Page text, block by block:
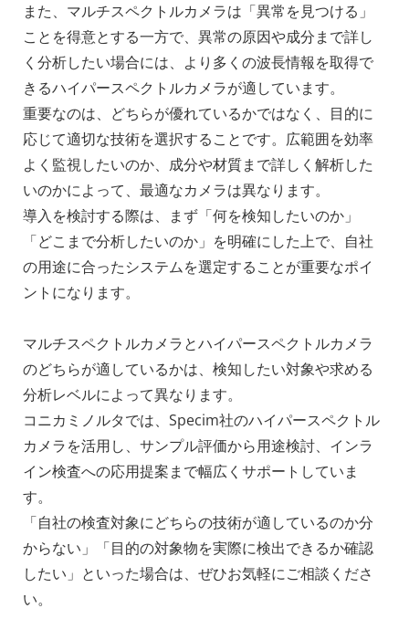
また、マルチスペクトルカメラは「異常を見つける」
ことを得意とする一方で、異常の原因や成分まで詳し
く分析したい場合には、より多くの波長情報を取得で
きるハイパースペクトルカメラが適しています。
重要なのは、どちらが優れているかではなく、目的に
応じて適切な技術を選択することです。広範囲を効率
よく監視したいのか、成分や材質まで詳しく解析した
いのかによって、最適なカメラは異なります。
導入を検討する際は、まず「何を検知したいのか」
「どこまで分析したいのか」を明確にした上で、自社
の用途に合ったシステムを選定することが重要なポイ
ントになります。
マルチスペクトルカメラとハイパースペクトルカメラ
のどちらが適しているかは、検知したい対象や求める
分析レベルによって異なります。
コニカミノルタでは、Specim社のハイパースペクトル
カメラを活用し、サンプル評価から用途検討、インラ
イン検査への応用提案まで幅広くサポートしていま
す。
「自社の検査対象にどちらの技術が適しているのか分
からない」「目的の対象物を実際に検出できるか確認
したい」といった場合は、ぜひお気軽にご相談くださ
い。